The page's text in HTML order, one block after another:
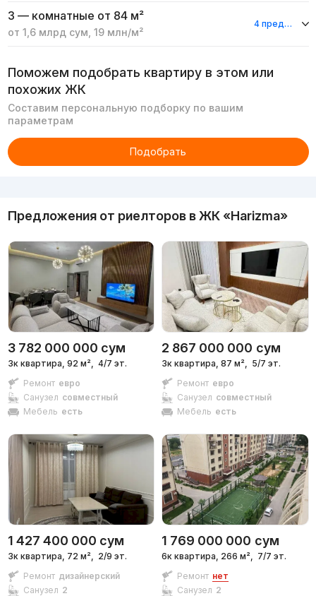
3 — комнатные от 84 м²
от 1,6 млрд сум 19 млн/м²
4 предложения
Поможем подобрать квартиру в этом или
похожих ЖК
Составим персональную подборку по вашим
параметрам
Подобрать
Предложения от риелторов в ЖК «Harizma»
3 782 000 000 сум
3к квартира, 92 м², 4/7 эт.
Ремонт евро
Санузел совместный
Мебель есть
2 867 000 000 сум
3к квартира, 87 м², 5/7 эт.
Ремонт евро
Санузел совместный
Мебель есть
1 427 400 000 сум
3к квартира, 72 м²,
2/9 эт.
Ремонт дизайнерский
Санузел 2
1 769 000 000 сум
6к квартира, 266 м²,
7/7 эт.
Ремонт нет
Санузел 2